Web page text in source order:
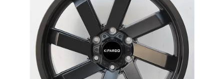
PRIVACY
POLICY